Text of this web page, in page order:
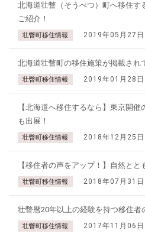
北海道壮瞥（そうべつ）町へ移住す
ご紹介！
壮瞥町移住情報 2019年05月27日
北海道壮瞥町の移住施策が掲載され
壮瞥町移住情報 2019年01月28日
【北海道へ移住するなら】東京開
も出展！
壮瞥町移住情報 2018年12月25日
【移住者の声をアップ！】自然とと
壮瞥町移住情報 2018年07月31日
壮瞥暦20年以上の経験を持つ移住者
壮瞥町移住情報 2017年11月06日